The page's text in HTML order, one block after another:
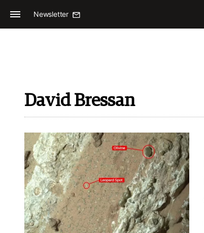
Newsletter
David Bressan